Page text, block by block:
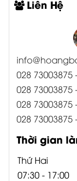
Liên Hệ
028 73003875 -
028 73003875
028 73003875
028 73003875
Thời gian
Thứ Hai
07:30 - 17:00